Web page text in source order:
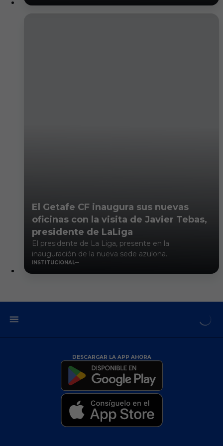
El Getafe CF inaugura sus nuevas
oficinas con la visita de Javier Tebas,
presidente de LaLiga
El presidente de La Liga, presente en la
inauguración de la nueva sede azulona.
INSTITUCIONAL
DESCARGAR LA APP AHORA